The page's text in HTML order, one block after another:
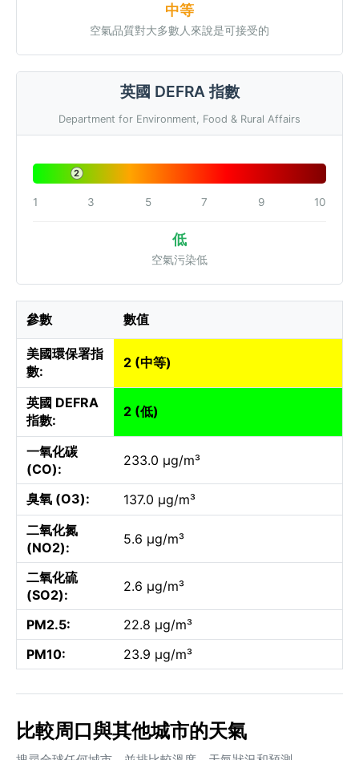
中等
空氣品質對大多數人來說是可接受的
英國 DEFRA 指數
Department for Environment, Food & Rural Affairs
2
1 3 5 7 9 10
低
空氣污染低
參數 數值
美國環保署指
數:
2 (中等)
英國 DEFRA
指數:
2 (低)
一氧化碳
(CO):
233.0 µg/m³
臭氧 (O3):
137.0 µg/m³
二氧化氮
(NO2):
5.6 µg/m³
二氧化硫
(SO2):
2.6 µg/m³
PM2.5:
22.8 µg/m³
PM10:
23.9 µg/m³
比較周口與其他城市的天氣